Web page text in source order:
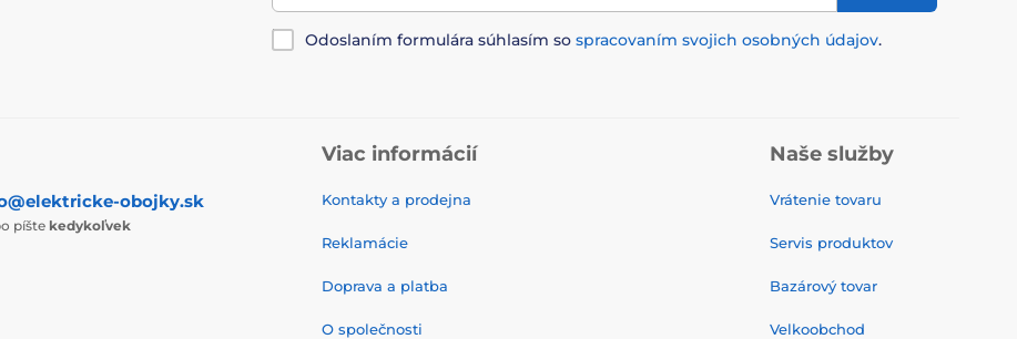
Odoslaním formulára súhlasím so spracovaním svojich osobných údajov.
obojky.sk
píšte kedykoľvek
Viac informácií
Kontakty a prodejna
Reklamácie
Doprava a platba
O společnosti
Naše služby
Vrátenie tovaru
Servis produktov
Bazárový tovar
Velkoobchod